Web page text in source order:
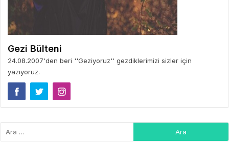
Gezi Bülteni
24.08.2007'den beri ''Geziyoruz'' gezdiklerimizi sizler için
yazıyoruz.